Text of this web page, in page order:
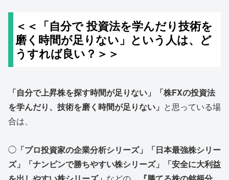
＜＜「自分で 投資法を学んだり技術を
磨く時間が足りない」という人は、ど
うすれば良い？＞＞
「自分で上昇株を探す時間が足りない」「株FXの投資法
を学んだり、技術を磨く時間が足りない」 と思っている場
合は、
◯ 「プロ投資家の企業分析シリーズ」「日本最強株シリー
ズ」「ナンピンで勝ちやすい株シリーズ」「安全に大利益